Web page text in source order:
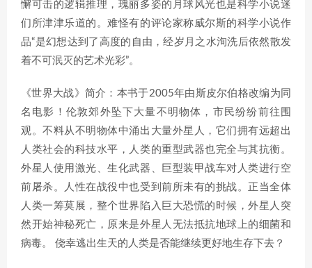
懈可击的逻辑推理，瑰丽多姿的月球风光也是科学小说迷
们所津津乐道的。难怪有的评论家称威尔斯的科学小说作
品“是幻想达到了高度的自由，经岁月之水洵洗后依然散发
着不可泯灭的艺术光彩”。
《世界大战》简介：本书于2005年由斯皮尔伯格改编为同
名电影！伦敦郊外坠下大量不明物体，市民纷纷前往围
观。不料从不明物体中涌出大量外星人，它们拥有远超出
人类社会的科技水平，人类的重型武器也完全与其抗衡。
外星人使用激光、生化武器、巨型装甲战车对人类进行空
前屠杀。人性在战役中也受到前所未有的挑战。正当全体
人类一筹莫展，整个世界陷入巨大恐慌的时候，外星人突
然开始神秘死亡，原来是外星人无法抵抗地球上的细菌和
病毒。 侥幸逃出生天的人类是否能继续更好地生存下去？